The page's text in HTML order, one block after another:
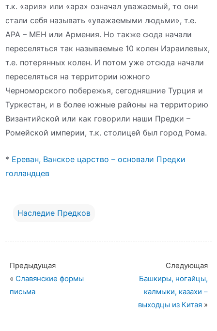
т.к. «ария» или «ара» означал уважаемый, то они
стали себя называть «уважаемыми людьми», т.е.
АРА – МЕН или Армения. Но также сюда начали
переселяться так называемые 10 колен Израилевых,
т.е. потерянных колен. И потом уже отсюда начали
переселяться на территории южного
Черноморского побережья, сегодняшние Турция и
Туркестан, и в более южные районы на территорию
Византийской или как говорили наши Предки –
Ромейской империи, т.к. столицей был город Рома.
* Ереван, Ванское царство – основали Предки
голландцев
Наследие Предков
Предыдущая
« Славянские формы
письма
Следующая
Башкиры, ногайцы,
калмыки, казахи –
выходцы из Китая»